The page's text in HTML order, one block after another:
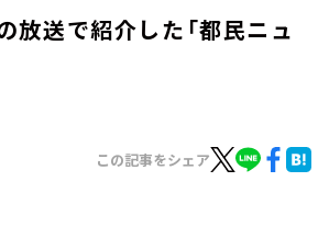
放送で紹介した「都民ニュ
この記事をシェア